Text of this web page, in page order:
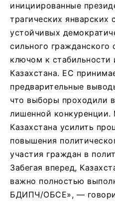
инициированные
трагических январских
устойчивых
сильного гражданского
ключом к стабильности
Казахстана. ЕС
предварительные
что выборы проходили
лишенной
Казахстана усилить
повышения
участия граждан в
Забегая вперед,
важно полностью
БДИПЧ/ОБСЕ», —